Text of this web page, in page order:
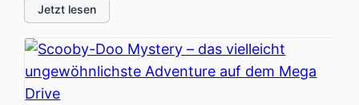
Jetzt lesen